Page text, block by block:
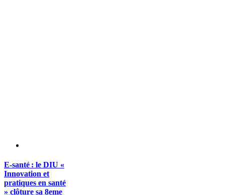
E-santé : le DIU «
Innovation et
pratiques en santé
» clôture sa 8eme